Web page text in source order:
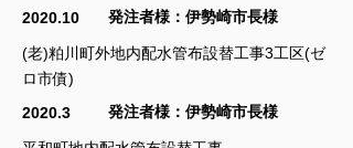
2020.10
発注者様： 伊勢崎市長様
(老)粕川町外地内配水管布設替工事3工区(ゼ
ロ市債)
2020.3
発注者様：伊勢崎市長様